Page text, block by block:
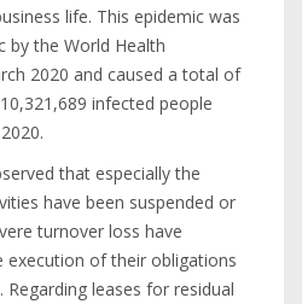
life. This epidemic was
by the World Health
2020 and caused a total of
infected people
that especially the
have been suspended or
turnover loss have
execution of their obligations
leases for residual